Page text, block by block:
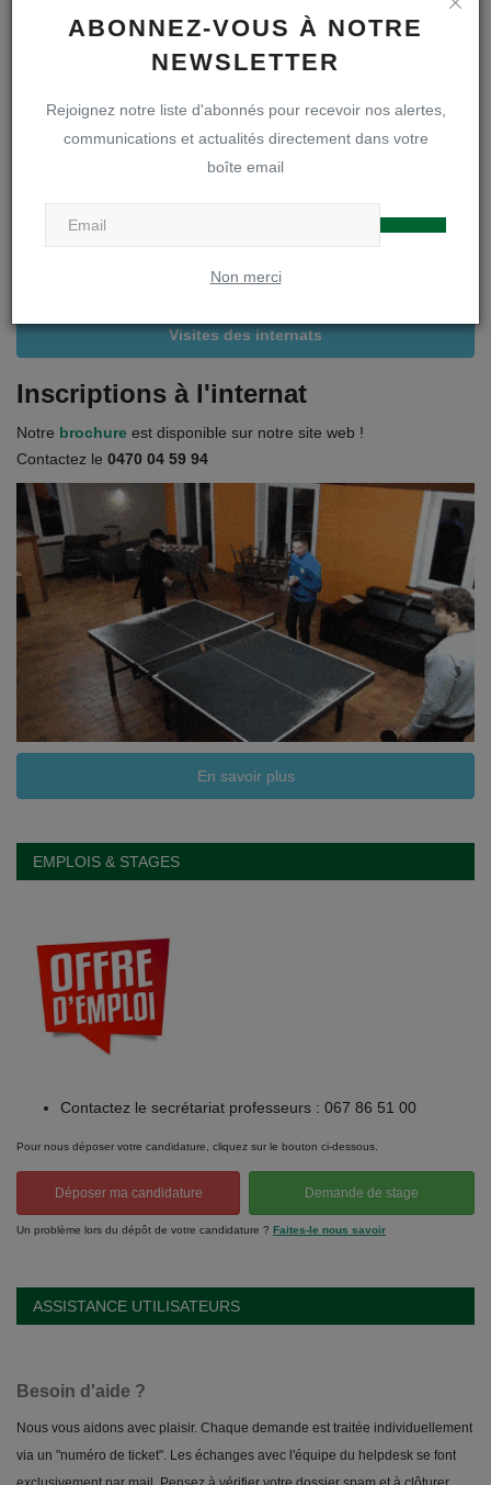
ABONNEZ-VOUS À NOTRE
NEWSLETTER
Rejoignez notre liste d'abonnés pour recevoir nos alertes,
communications et actualités directement dans votre
boîte email
Non merci
A LA UNE
Inscriptions en première secondaire
Infos inscriptions
Brochure « A la découverte de notre DOA »
Règlements et projets
Visites des internats
Inscriptions à l'internat
Notre brochure est disponible sur notre site web !
Contactez le 0470 04 59 94
En savoir plus
EMPLOIS & STAGES
Contactez le secrétariat professeurs : 067 86 51 00
Pour nous déposer votre candidature, cliquez sur le bouton ci-dessous.
Déposer ma candidature Demande de stage
Un problème lors du dépôt de votre candidature ? Faites-le nous savoir
ASSISTANCE UTILISATEURS
Besoin d'aide ?
Nous vous aidons avec plaisir. Chaque demande est traitée individuellement
via un "numéro de ticket". Les échanges avec l'équipe du helpdesk se font